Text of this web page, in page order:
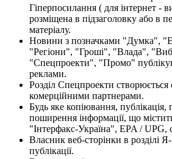
Гіперпосилання ( для інтернет -
розміщена в підзаголовку або в
матеріалу.
Новини з позначками "Думка",
"Регіони", "Гроші", "Влада",
"Спецпроекти", "Промо"
реклами.
Розділ Спецпроекти створюється
комерційними партнерами.
Будь яке копіювання,
поширення інформації, що
"Інтерфакс-Україна", EPA / UPG,
Власник веб-сторінки в розділі
публікації.